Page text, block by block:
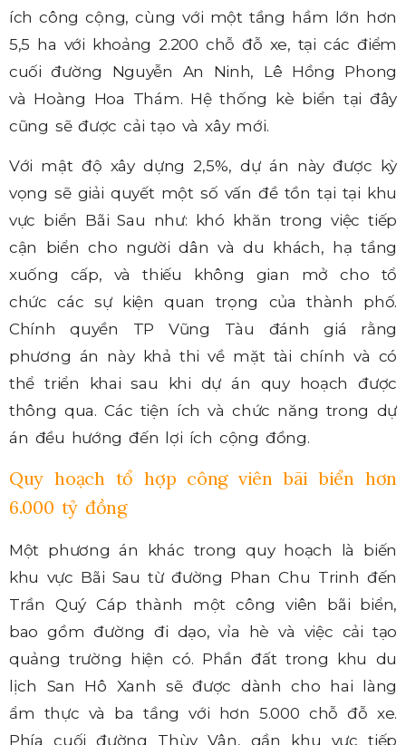
ích công cộng, cùng với một tầng hầm lớn hơn
5,5 ha với khoảng 2.200 chỗ đỗ xe, tại các điểm
cuối đường Nguyễn An Ninh, Lê Hồng Phong
và Hoàng Hoa Thám. Hệ thống kè biển tại đây
cũng sẽ được cải tạo và xây mới.
Với mật độ xây dựng 2,5%, dự án này được kỳ
vọng sẽ giải quyết một số vấn đề tồn tại tại khu
vực biển Bãi Sau như: khó khăn trong việc tiếp
cận biển cho người dân và du khách, hạ tầng
xuống cấp, và thiếu không gian mở cho tổ
chức các sự kiện quan trọng của thành phố.
Chính quyền TP Vũng Tàu đánh giá rằng
phương án này khả thi về mặt tài chính và có
thể triển khai sau khi dự án quy hoạch được
thông qua. Các tiện ích và chức năng trong dự
án đều hướng đến lợi ích cộng đồng.
Quy hoạch tổ hợp công viên bãi biển hơn
6.000 tỷ đồng
Một phương án khác trong quy hoạch là biến
khu vực Bãi Sau từ đường Phan Chu Trinh đến
Trần Quý Cáp thành một công viên bãi biển,
bao gồm đường đi dạo, vỉa hè và việc cải tạo
quảng trường hiện có. Phần đất trong khu du
lịch San Hô Xanh sẽ được dành cho hai làng
ẩm thực và ba tầng với hơn 5.000 chỗ đỗ xe.
Phía cuối đường Thùy Vân, gần khu vực tiếp